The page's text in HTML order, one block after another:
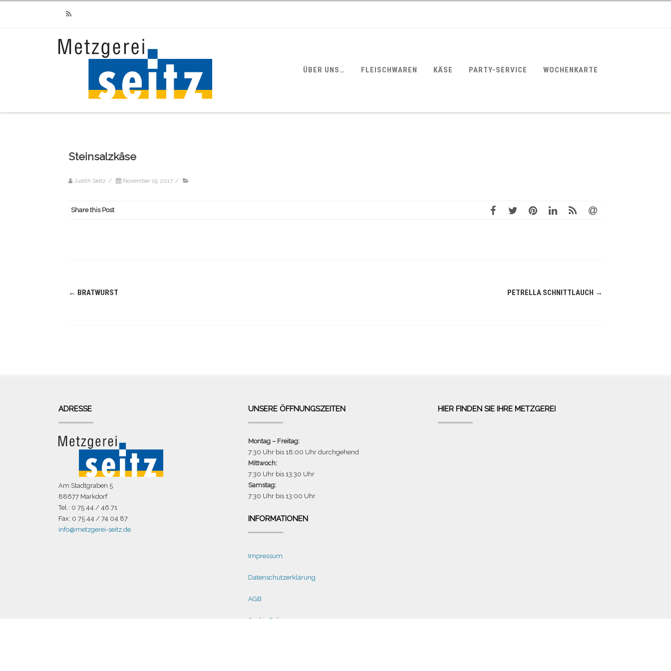
RSS
ÜBER UNS… FLEISCHWAREN KÄSE PARTY-SERVICE WOCHENKARTE
Steinsalzkäse
Judith Seitz / November 19, 2017 /
Share this Post
Navigation
← BRATWURST PETRELLA SCHNITTLAUCH →
ADRESSE
Am Stadtgraben 5
88677 Markdorf
Tel.: 0 75 44 / 46 71
Fax: 0 75 44 / 74 04 87
info@metzgerei-seitz.de
UNSERE ÖFFNUNGSZEITEN
Montag – Freitag:
7:30 Uhr bis 18:00 Uhr durchgehend
Mittwoch:
7:30 Uhr bis 13:30 Uhr
Samstag:
7:30 Uhr bis 13:00 Uhr
INFORMATIONEN
Impressum
Datenschutzerklärung
AGB
Cookie Policy
HIER FINDEN SIE IHRE METZGEREI